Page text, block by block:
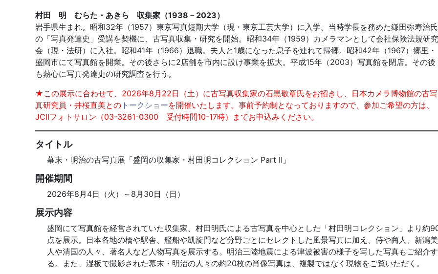
村田 明 むらた・あきら 収集家（1938－2023）
岩手県生まれ。昭和32年（1957）東京写真短期大学（現・東京工芸大学）に入学。当時学長を務めた鎌田弥寿治氏
の「写真発達史」受講を契機に、古写真収集・研究を開始。昭和34年（1959）カメラマンとして会社保険法規研究
会（現・法研）に入社。昭和41年（1966）退職。夫人と1歳になった息子を連れて帰郷。昭和42年（1967）郷里・
盛岡市にて写真館を開業。その後さらに2店舗を市内に設け事業を拡大。平成15年（2003）写真館を閉店。その後
も熱心に写真発達史の研究調査を行う。
★この展示に合わせて、2026年8月22日（土）に古写真収集家の石黒敬章氏をお招きし、日本カメラ博物館の古写
真研究員・井桜直美との トークショーを開催いたします。事前予約制となっておりますので、参加ご希望の方は、
JCIIフォトサロン（03-3261-0300 受付時間10-17時）までお申込みください。
タイトル
幕末・明治の古写真展「盛岡の収集家・村田明コレクション Part Ⅱ」
開催期間
2026年8月4日（火）～8月30日（日）
展示内容
盛岡にて写真館を経営されていた収集家、村田明氏による古写真を中心とした「村田明コレクション」より約
点を展示。日本各地の橋や駅舎、艦船や凱旋門など分野ごとにセレクトした風景写真に加え、侍や商人、新潟美
人や清国の人々、著名人など人物写真を展示する。明治三陸地震による津波被害の様子を写した写真もご紹介す
る。また、湿板で撮影された幕末・明治の人々の約20枚の肖像写真は、複製ではなく現物をご覧いただく。